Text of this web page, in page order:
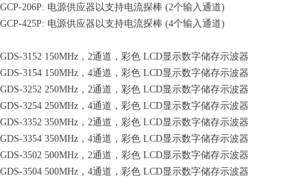
GCP-206P: 电源供应器以支持电流探棒 (2个输入通道)
GCP-425P: 电源供应器以支持电流探棒 (4个输入通道)
GDS-3152 150MHz，2通道，彩色 LCD显示数字储存示波器
GDS-3154 150MHz，4通道，彩色 LCD显示数字储存示波器
GDS-3252 250MHz，2通道，彩色 LCD显示数字储存示波器
GDS-3254 250MHz，4通道，彩色 LCD显示数字储存示波器
GDS-3352 350MHz，2通道，彩色 LCD显示数字储存示波器
GDS-3354 350MHz，4通道，彩色 LCD显示数字储存示波器
GDS-3502 500MHz，2通道，彩色 LCD显示数字储存示波器
GDS-3504 500MHz，4通道，彩色 LCD显示数字储存示波器